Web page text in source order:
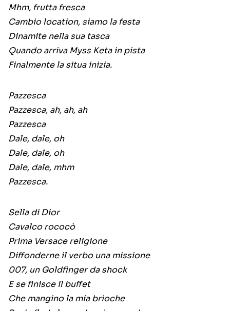
Mhm, frutta fresca
Cambio location, siamo la festa
Dinamite nella sua tasca
Quando arriva Myss Keta in pista
Finalmente la situa inizia.
Pazzesca
Pazzesca, ah, ah, ah
Pazzesca
Dale, dale, oh
Dale, dale, oh
Dale, dale, mhm
Pazzesca.
Sella di Dior
Cavalco rococò
Prima Versace religione
Diffonderne il verbo una missione
007, un Goldfinger da shock
E se finisce il buffet
Che mangino la mia brioche